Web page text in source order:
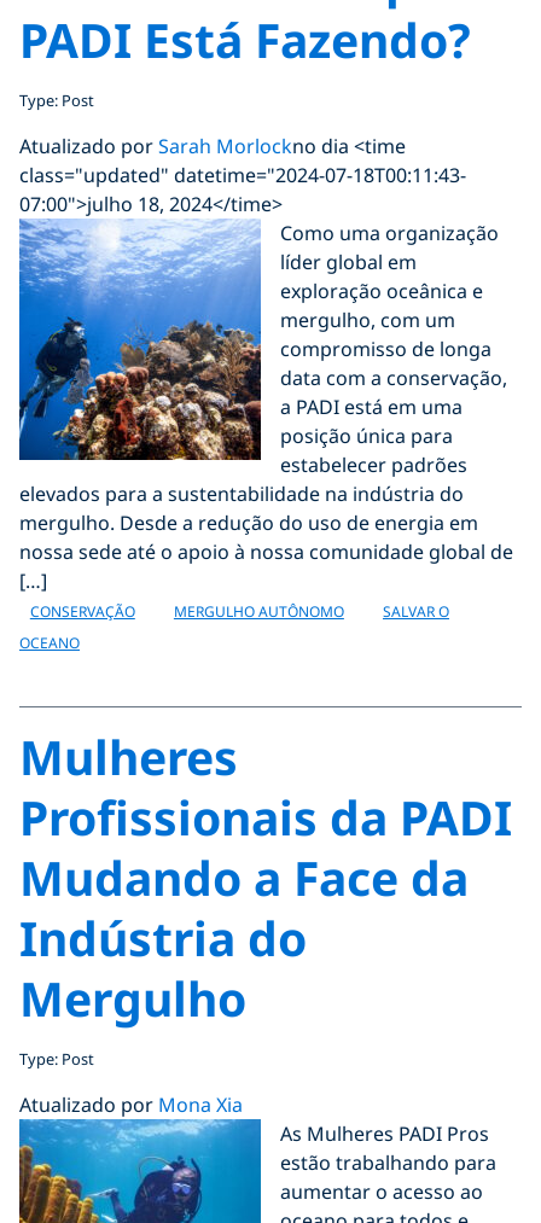
PADI Está Fazendo?
Type: Post
Atualizado porSarah Morlockno dia <time
class="updated" datetime="2024-07-18T00:11:43-
07:00">julho 18, 2024</time>
Como uma organização
líder global em
exploração oceânica e
mergulho, com um
compromisso de longa
data com a conservação,
a PADI está em uma
posição única para
estabelecer padrões
elevados para a sustentabilidade na indústria do
mergulho. Desde a redução do uso de energia em
nossa sede até o apoio à nossa comunidade global de
[…]
CONSERVAÇÃO MERGULHO AUTÔNOMO
SALVAR O
OCEANO
Mulheres
Profissionais da PADI
Mudando a Face da
Indústria do
Mergulho
Type: Post
Atualizado por Mona Xia
As Mulheres PADI Pros
estão trabalhando para
aumentar o acesso ao